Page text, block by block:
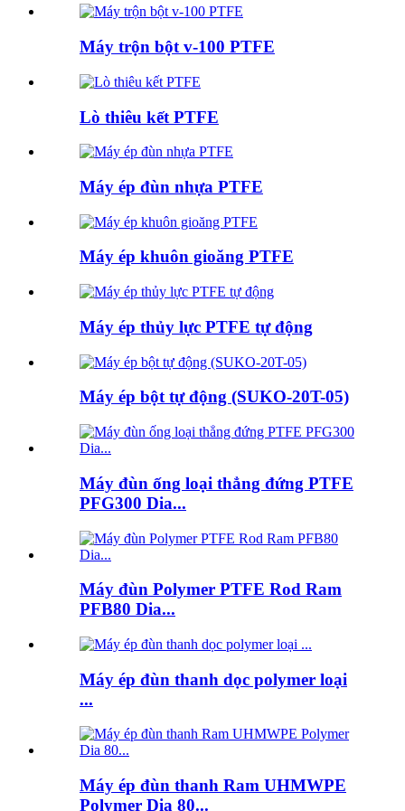
Máy trộn bột v-100 PTFE
Lò thiêu kết PTFE
Máy ép đùn nhựa PTFE
Máy ép khuôn gioăng PTFE
Máy ép thủy lực PTFE tự động
Máy ép bột tự động (SUKO-20T-05)
Máy đùn ống loại thẳng đứng PTFE
PFG300 Dia...
Máy đùn Polymer PTFE Rod Ram
PFB80 Dia...
Máy ép đùn thanh dọc polymer loại
...
Máy ép đùn thanh Ram UHMWPE
Polymer Dia 80...